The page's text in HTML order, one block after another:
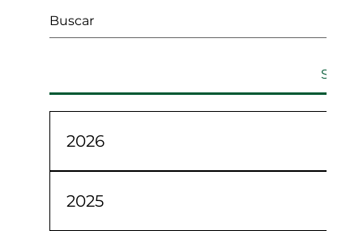
Sul
2026
2025